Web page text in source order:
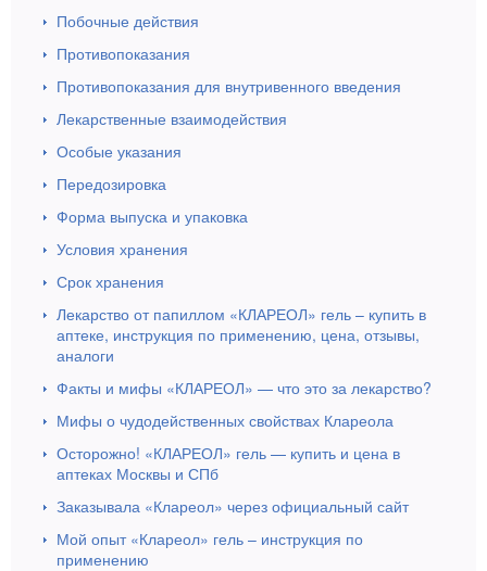
Побочные действия
Противопоказания
Противопоказания для внутривенного введения
Лекарственные взаимодействия
Особые указания
Передозировка
Форма выпуска и упаковка
Условия хранения
Срок хранения
Лекарство от папиллом «КЛАРЕОЛ» гель – купить в
аптеке, инструкция по применению, цена, отзывы,
аналоги
Факты и мифы «КЛАРЕОЛ» — что это за лекарство?
Мифы о чудодейственных свойствах Клареола
Осторожно! «КЛАРЕОЛ» гель — купить и цена в
аптеках Москвы и СПб
Заказывала «Клареол» через официальный сайт
Мой опыт «Клареол» гель – инструкция по
применению